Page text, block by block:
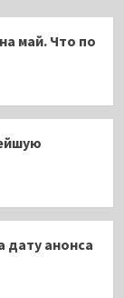
май. Что по
дату анонса